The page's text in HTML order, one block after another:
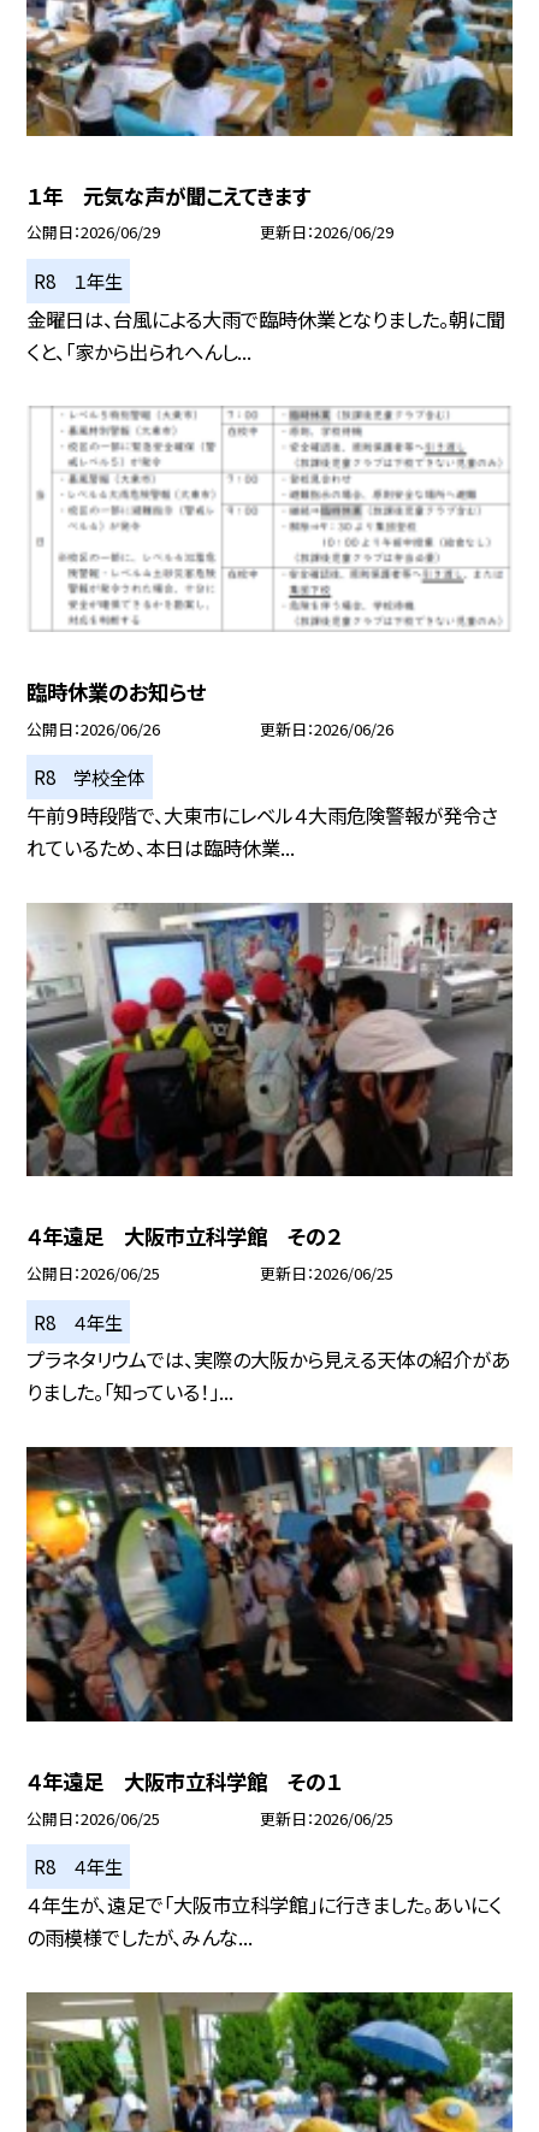
１年 元気な声が聞こえてきます
公開日 2026/06/29 更新日 2026/06/29
R8 １年生
金曜日は、台風による大雨で臨時休業となりました。朝に聞
くと、「家から出られへんし...
臨時休業のお知らせ
公開日 2026/06/26 更新日 2026/06/26
R8 学校全体
午前９時段階で、大東市にレベル４大雨危険警報が発令さ
れているため、本日は臨時休業...
４年遠足 大阪市立科学館 その２
公開日 2026/06/25 更新日 2026/06/25
R8 ４年生
プラネタリウムでは、実際の大阪から見える天体の紹介があ
りました。「知っている！」...
４年遠足 大阪市立科学館 その１
公開日 2026/06/25 更新日 2026/06/25
R8 ４年生
４年生が、遠足で「大阪市立科学館」に行きました。あいにく
の雨模様でしたが、みんな...